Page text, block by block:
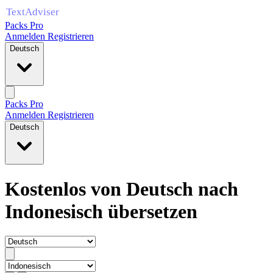
Packs Pro
Anmelden Registrieren
Deutsch
Packs Pro
Anmelden Registrieren
Deutsch
Kostenlos von Deutsch nach
Indonesisch übersetzen